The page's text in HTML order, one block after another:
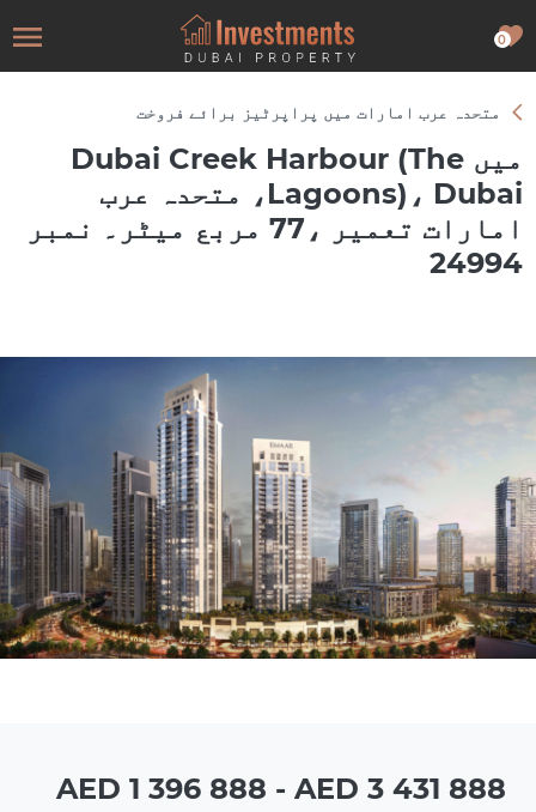
0
متحدہ عرب امارات میں پراپرٹیز برائے فروخت
میں Dubai Creek Harbour (The
Lagoons)، Dubai، متحدہ عرب
امارات تعمیر ،77 مربع میٹر۔ نمبر
24994
AED 1 396 888 - AED 3 431 888